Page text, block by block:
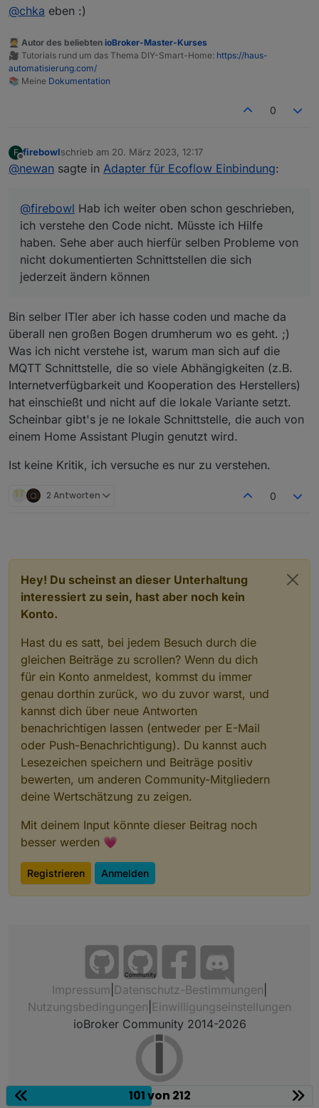
@chka eben :)
🧑‍🎓 Autor des beliebten ioBroker-Master-Kurses
🎥 Tutorials rund um das Thema DIY-Smart-Home: https://haus-
automatisierung.com/
📚 Meine Dokumentation
0
F firebowlschrieb am 20. März 2023, 12:17
zuletzt editiert von
@newan sagte in Adapter für Ecoflow Einbindung:
@firebowl Hab ich weiter oben schon geschrieben,
ich verstehe den Code nicht. Müsste ich Hilfe
haben. Sehe aber auch hierfür selben Probleme von
nicht dokumentierten Schnittstellen die sich
jederzeit ändern können
Bin selber ITler aber ich hasse coden und mache da
überall nen großen Bogen drumherum wo es geht. ;)
Was ich nicht verstehe ist, warum man sich auf die
MQTT Schnittstelle, die so viele Abhängigkeiten (z.B.
Internetverfügbarkeit und Kooperation des Herstellers)
hat einschießt und nicht auf die lokale Variante setzt.
Scheinbar gibt's je ne lokale Schnittstelle, die auch von
einem Home Assistant Plugin genutzt wird.
Ist keine Kritik, ich versuche es nur zu verstehen.
2 Antworten 0
Hey! Du scheinst an dieser Unterhaltung
interessiert zu sein, hast aber noch kein
Konto.
Hast du es satt, bei jedem Besuch durch die
gleichen Beiträge zu scrollen? Wenn du dich
für ein Konto anmeldest, kommst du immer
genau dorthin zurück, wo du zuvor warst, und
kannst dich über neue Antworten
benachrichtigen lassen (entweder per E-Mail
oder Push-Benachrichtigung). Du kannst auch
Lesezeichen speichern und Beiträge positiv
bewerten, um anderen Community-Mitgliedern
deine Wertschätzung zu zeigen.
Mit deinem Input könnte dieser Beitrag noch
besser werden 💗
Registrieren Anmelden
Community
Impressum Datenschutz-Bestimmungen
Nutzungsbedingungen Einwilligungseinstellungen
ioBroker Community 2014-2026
101 von 212